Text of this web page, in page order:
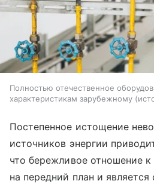
Полностью отечественное
характеристикам зарубежному
Постепенное истощение
источников энергии
что бережливое отношение
на передний план и является